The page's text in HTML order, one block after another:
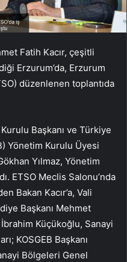
Fatih Kacır, çeşitli
Erzurum’da, Erzurum
düzenlenen toplantıda
Kurulu Başkanı ve Türkiye
Yönetim Kurulu Üyesi
Yılmaz, Yönetim
ETSO Meclis Salonu’nda
Bakan Kacır’a, Vali
Başkanı Mehmet
Küçükoğlu, Sanayi
KOSGEB Başkanı
Bölgeleri Genel